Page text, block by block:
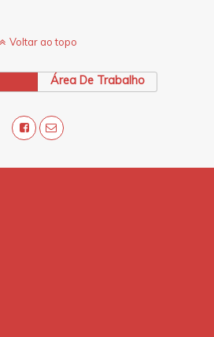
Voltar ao topo
Área De Trabalho